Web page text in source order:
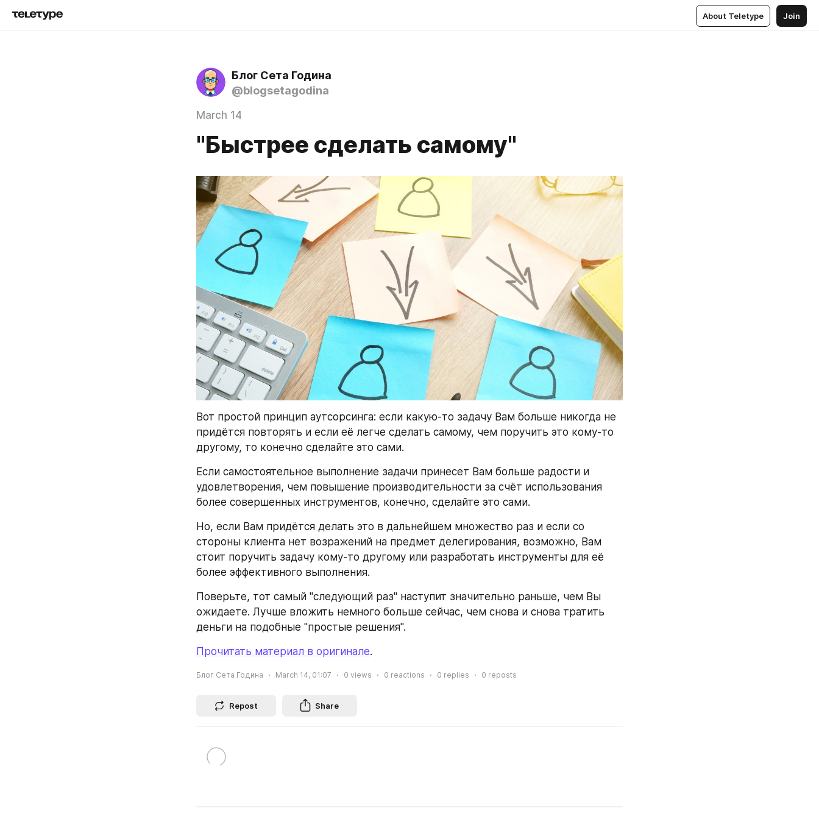
About Teletype Join
Блог Сета Година
@blogsetagodina
March 14
"Быстрее сделать самому"
Вот простой принцип аутсорсинга: если какую-то задачу Вам больше никогда не
придётся повторять и если её легче сделать самому, чем поручить это кому-то
другому, то конечно сделайте это сами.
Если самостоятельное выполнение задачи принесет Вам больше радости и
удовлетворения, чем повышение производительности за счёт использования
более совершенных инструментов, конечно, сделайте это сами.
Но, если Вам придётся делать это в дальнейшем множество раз и если со
стороны клиента нет возражений на предмет делегирования, возможно, Вам
стоит поручить задачу кому-то другому или разработать инструменты для её
более эффективного выполнения.
Поверьте, тот самый "следующий раз" наступит значительно раньше, чем Вы
ожидаете. Лучше вложить немного больше сейчас, чем снова и снова тратить
деньги на подобные "простые решения".
Прочитать материал в оригинале.
Блог Сета Година March 14, 01:07 0 views 0 reactions 0 replies 0 reposts
Repost Share